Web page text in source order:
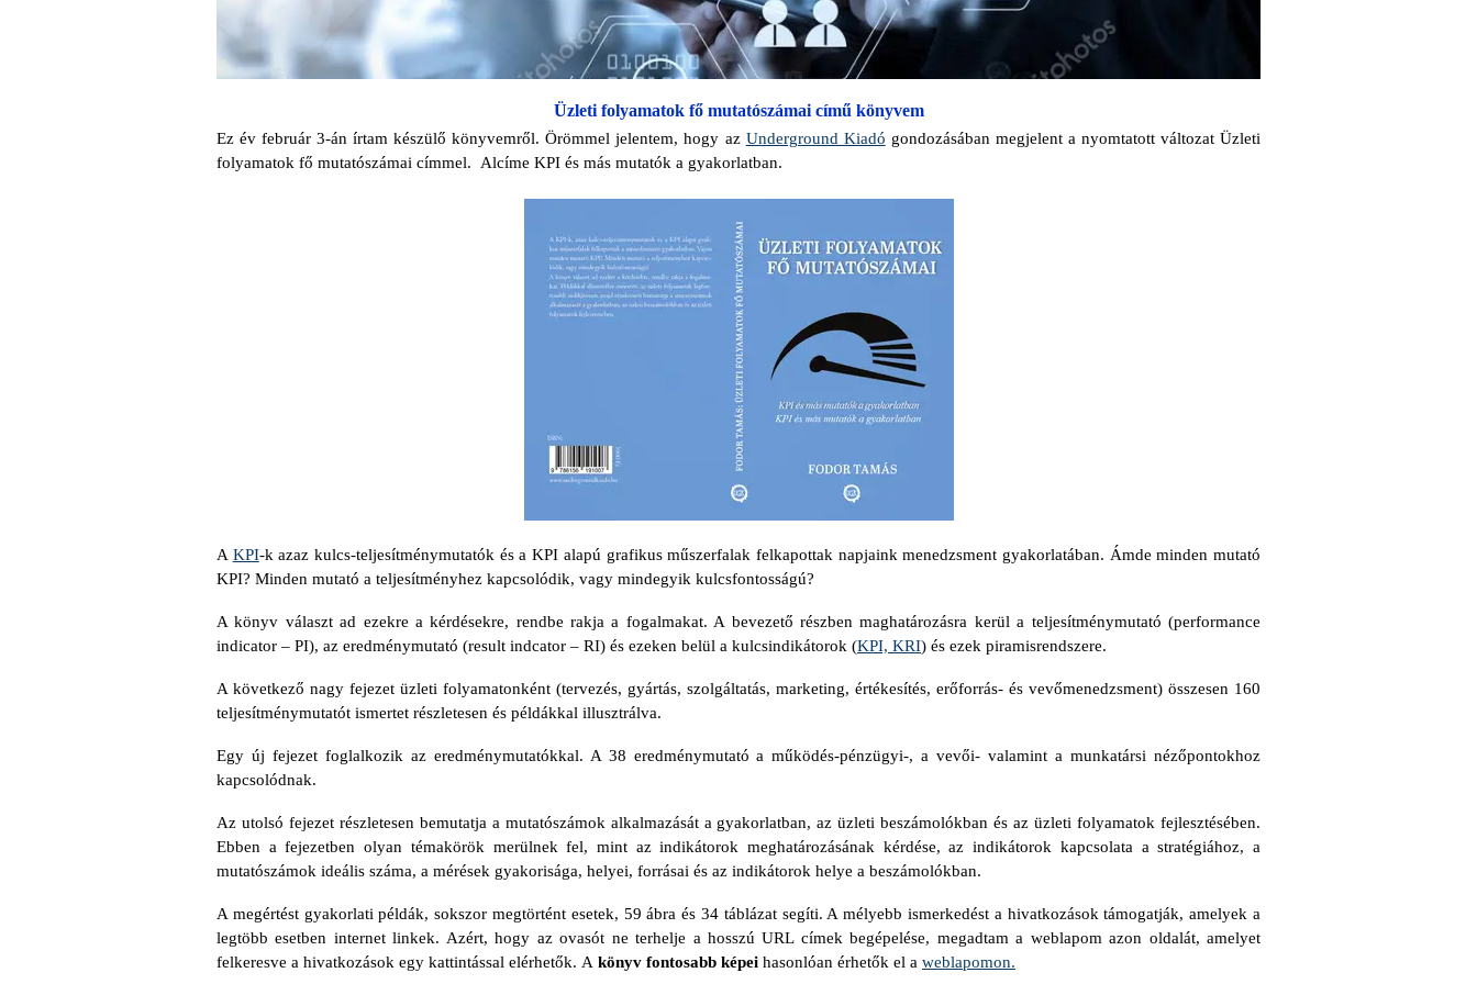
Üzleti folyamatok fő mutatószámai című könyvem
Ez év február 3-án írtam készülő könyvemről. Örömmel jelentem, hogy az Underground Kiadó gondozásában megjelent a nyomtatott változat Üzleti
folyamatok fő mutatószámai címmel.
Alcíme KPI és más mutatók a gyakorlatban.
A KPI-k azaz kulcs-teljesítménymutatók és a KPI alapú grafikus műszerfalak felkapottak napjaink menedzsment gyakorlatában. Ámde minden mutató
KPI? Minden mutató a teljesítményhez kapcsolódik, vagy mindegyik kulcsfontosságú?
A könyv választ ad ezekre a kérdésekre, rendbe rakja a fogalmakat. A bevezető részben maghatározásra kerül a teljesítménymutató (performance
indicator – PI), az eredménymutató (result indcator – RI) és ezeken belül a kulcsindikátorok (KPI, KRI) és ezek piramisrendszere.
A következő nagy fejezet üzleti folyamatonként (tervezés, gyártás, szolgáltatás, marketing, értékesítés, erőforrás- és vevőmenedzsment) összesen 160
teljesítménymutatót ismertet részletesen és példákkal illusztrálva.
Egy új fejezet foglalkozik az eredménymutatókkal. A 38 eredménymutató a működés-pénzügyi-, a vevői- valamint a munkatársi nézőpontokhoz
kapcsolódnak.
Az utolsó fejezet részletesen bemutatja a mutatószámok alkalmazását a gyakorlatban, az üzleti beszámolókban és az üzleti folyamatok fejlesztésében.
Ebben a fejezetben olyan témakörök merülnek fel, mint az indikátorok meghatározásának kérdése, az indikátorok kapcsolata a stratégiához, a
mutatószámok ideális száma, a mérések gyakorisága, helyei, forrásai és az indikátorok helye a beszámolókban.
A megértést gyakorlati példák, sokszor megtörtént esetek, 59 ábra és 34 táblázat segíti. A mélyebb ismerkedést a hivatkozások támogatják, amelyek a
legtöbb esetben internet linkek. Azért, hogy az ovasót ne terhelje a hosszú URL címek begépelése, megadtam a weblapom azon oldalát, amelyet
felkeresve a hivatkozások egy kattintással elérhetők. A könyv fontosabb képei hasonlóan érhetők el a weblapomon.